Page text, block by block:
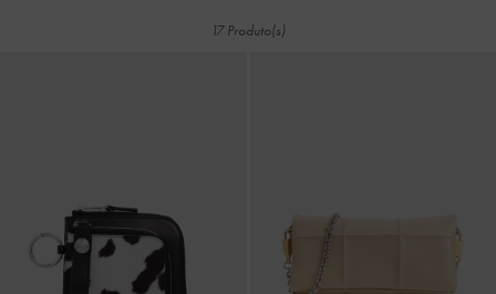
17 Produto(s)